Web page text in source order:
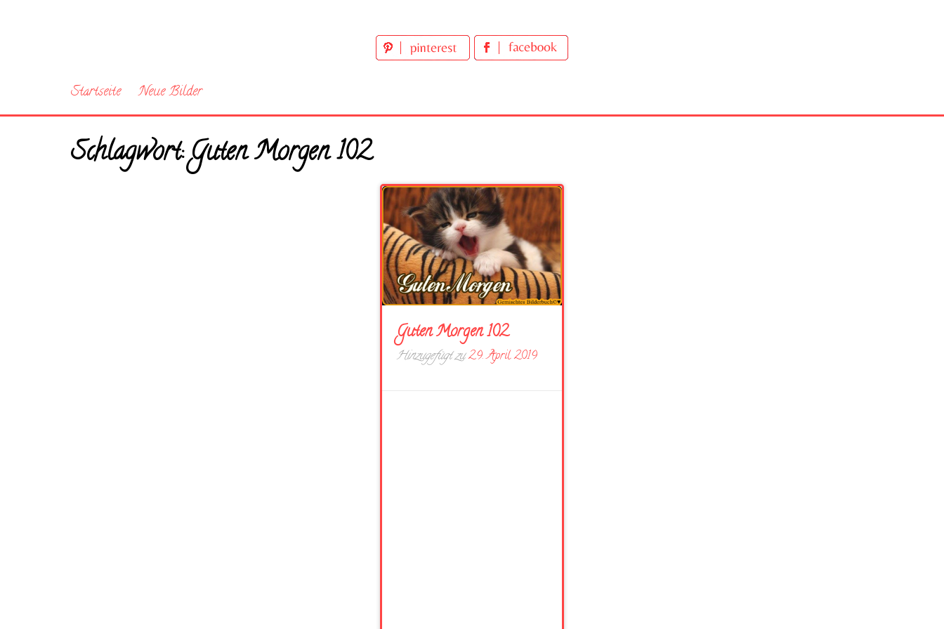
Startseite Neue Bilder
Schlagwort:Guten Morgen 102
Guten Morgen 102
Hinzugefügt zu29. April 2019